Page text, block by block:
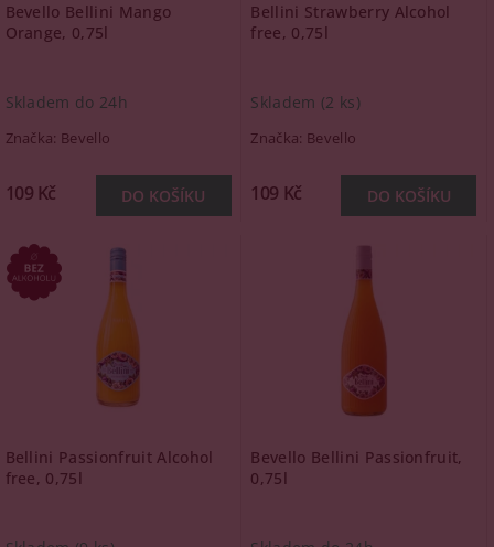
Bevello Bellini Mango
Orange, 0,75l
Skladem do 24h
Značka: Bevello
109 Kč
Bellini Strawberry Alcohol
free, 0,75l
Skladem (2 ks)
Značka: Bevello
109 Kč
Bellini Passionfruit Alcohol
free, 0,75l
Bevello Bellini Passionfruit,
0,75l